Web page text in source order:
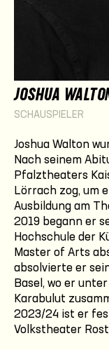
JOSHUA
SCHAUSPIELER
Joshua Walton
Nach seinem
Pfalztheaters
Lörrach zog, um
Ausbildung am
2019 begann er
Hochschule der
Master of Arts
absolvierte er
Basel, wo er
Karabulut
2023/24 ist er
Volkstheater